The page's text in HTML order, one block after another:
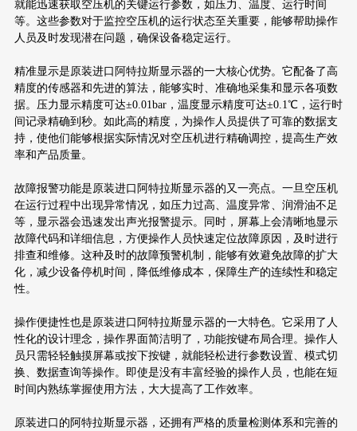
就能迅速获取空压机的关键运行参数，如压力、温度、运行时间
等。这些参数对于监控空压机的运行状态至关重要，能够帮助操作
人员及时发现潜在问题，确保设备稳定运行。
精准显示是原装进口阿特拉斯显示器的一大核心优势。它配备了高
精度的传感器和先进的算法，能够实时、准确地采集和显示各项数
据。压力显示精度可达±0.01bar，温度显示精度可达±0.1℃，运行时
间记录精确到秒。如此高的精度，为操作人员提供了可靠的数据支
持，使他们能够根据实际情况对空压机进行精确调控，提高生产效
率和产品质量。
故障报警功能是原装进口阿特拉斯显示器的又一亮点。一旦空压机
在运行过程中出现异常情况，如压力过高、温度异常、润滑油不足
等，显示器会迅速发出声光报警提示。同时，屏幕上会清晰地显示
故障代码和详细信息，方便操作人员快速定位故障原因，及时进行
排查和维修。这种及时的故障预警机制，能够有效避免故障的扩大
化，减少设备停机时间，降低维修成本，保障生产的连续性和稳定
性。
操作便捷性也是原装进口阿特拉斯显示器的一大特色。它采用了人
性化的设计理念，操作界面简洁明了，功能按键布局合理。操作人
员只需轻轻触摸屏幕或按下按键，就能轻松进行参数设置、模式切
换、数据查询等操作。即使是没有丰富经验的操作人员，也能在短
时间内熟练掌握使用方法，大大提高了工作效率。
原装进口的阿特拉斯显示器，还拥有严格的质量检测体系和完善的